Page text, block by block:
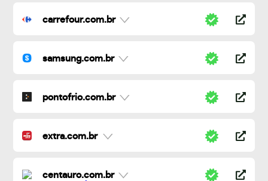
carrefour.com.br
samsung.com.br
pontofrio.com.br
extra.com.br
centauro.com.br